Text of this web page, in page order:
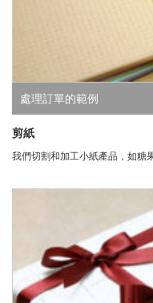
處理訂單的範例
剪紙
我們切割和加工小紙產品，如糖